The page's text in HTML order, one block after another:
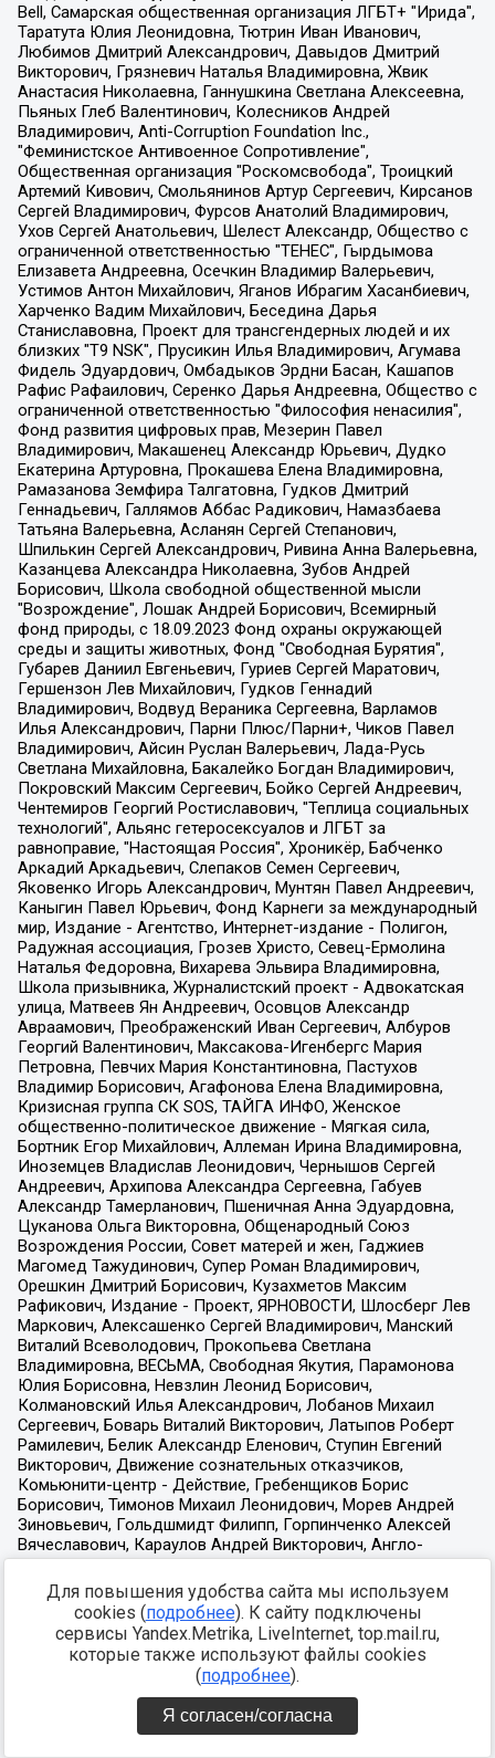
Для повышения удобства сайта мы используем
cookies (подробнее). К сайту подключены
сервисы Yandex.Metrika, LiveInternet, top.mail.ru,
которые также используют файлы cookies
(подробнее).
Я согласен/согласна